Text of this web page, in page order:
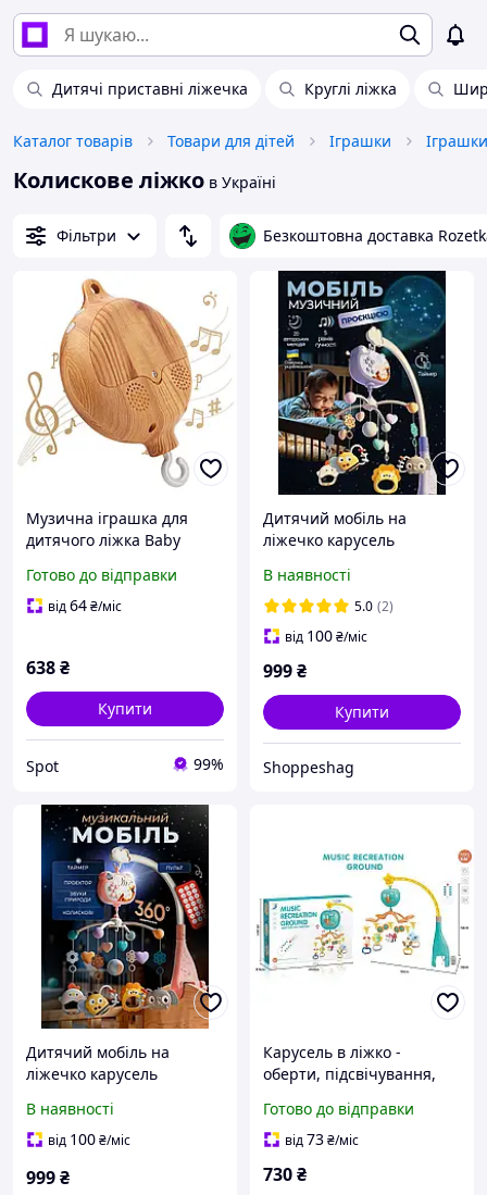
Дитячі приставні ліжечка Круглі ліжка
Каталог товарів Товари для дітей Іграшки
Колискове ліжко в Україні
Фільтри Безкоштовна доставка
Музична іграшка для
дитячого ліжка Baby
дерев'яний музичний
ящик, що обертається 9
Готово до відправки
від64₴/міс
638₴
Купити
Spot 99%
Дитячий мобіль на
ліжечко карусель
новонароджених
підвісний розвиваючий
музичний кроватку
подарунок
В наявності
5.0 (2)
від 100₴/міс
999₴
Купити
Shoppeshag
Дитячий мобіль на
ліжечко карусель
новонароджених
підвісний розвиваючий
подарунок
В наявності
від 100₴/міс
999₴
Карусель в ліжко -
оберти, підсвічування,
5 підвісок, гумові
елементи, таймер,
Готово до відправки
від73₴/міс
730₴